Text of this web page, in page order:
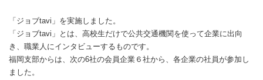
「ジョブtavi」を実施しました。
「ジョブtavi」とは、 高校生だけで公共交通機関を使って企業に出向
き、職業人にインタビューするものです。
福岡支部からは、次の6社の会員企業６社から、各企業の社員が参加し
ました。